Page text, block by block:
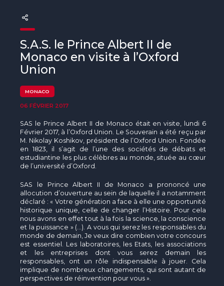
OACIS
Initiative Homme - Faune sauvage
The Green Shift Initiative
S.A.S. le Prince Albert II de
Monaco en visite à l’Oxford
Union
MONACO
06 FÉVRIER 2017
SAS le Prince Albert II de Monaco était en visite, lundi 6
Février 2017, à l’Oxford Union. Le Souverain a été reçu par
M. Nikolay Koshikov, président de l’Oxford Union. Fondée
en 1823, il s’agit de l’une des sociétés de débats et
estudiantine les plus célèbres au monde, située au cœur
de l’université d’Oxford.
SAS le Prince Albert II de Monaco a prononcé une
allocution d’ouverture au sein de laquelle il a notamment
déclaré : « Votre génération a face à elle une opportunité
historique unique, celle de changer l’Histoire. Pour cela
nous avons en effet tout à la fois la science, la conscience
et la puissance » (…). A vous qui serez les responsables du
monde de demain, Je veux dire combien votre concours
est essentiel. Les laboratoires, les Etats, les associations
et les entreprises dont vous serez demain les
responsables, ont un rôle indispensable à jouer. Cela
implique de nombreux changements, qui sont autant de
perspectives de réinvention pour vous ».